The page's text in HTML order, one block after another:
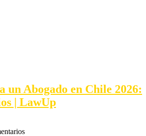
un Abogado en Chile 2026:
| LawUp